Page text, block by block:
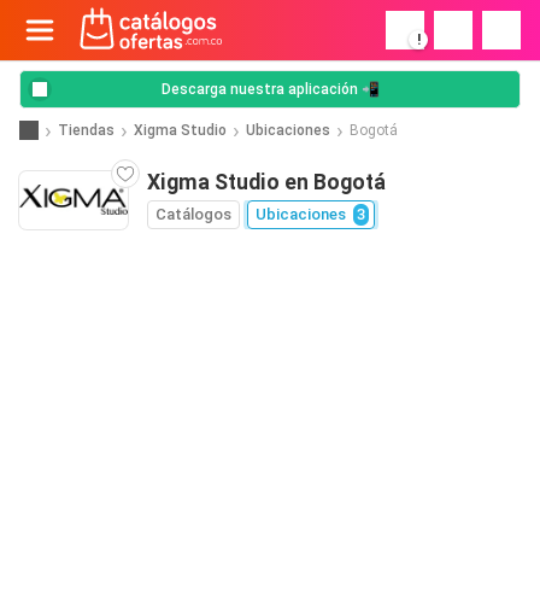
!
Descarga nuestra aplicación 📲
Tiendas Xigma Studio Ubicaciones Bogotá
Xigma Studio en Bogotá
Catálogos Ubicaciones 3